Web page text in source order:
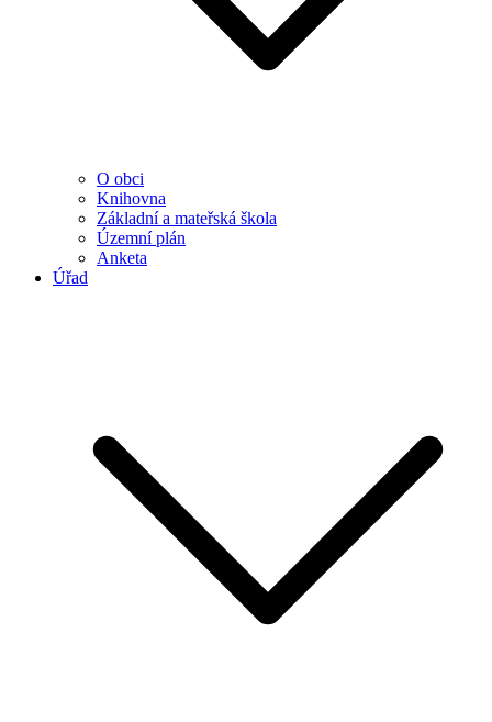
O obci
Knihovna
Základní a mateřská škola
Územní plán
Anketa
Úřad